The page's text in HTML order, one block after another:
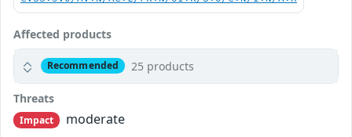
Affected products
Recommended 25 products
Threats
Impact
moderate